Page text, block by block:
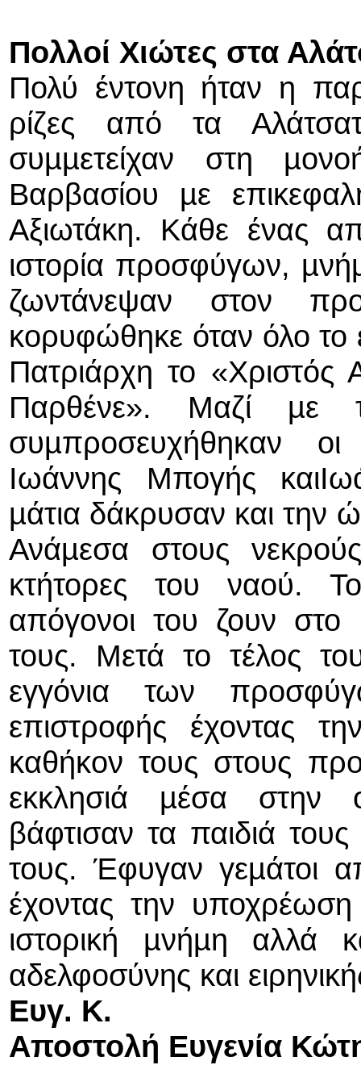
Πολλοί Χιώτες στα
Πολύ έντονη ήταν η
ρίζες από τα
συµµετείχαν στη
Βαρβασίου µε
Αξιωτάκη. Κάθε ένας
ιστορία προσφύγων,
ζωντάνεψαν στον
κορυφώθηκε όταν όλο το
Πατριάρχη το «Χριστός
Παρθένε». Μαζί µε
συµπροσευχήθηκαν
Ιωάννης Μπογής
µάτια δάκρυσαν και την
Ανάµεσα στους
κτήτορες του ναού.
απόγονοι του ζουν
τους. Μετά το τέλος
εγγόνια των
επιστροφής έχοντας
καθήκον τους στους
εκκλησιά µέσα στην
βάφτισαν τα παιδιά
τους. Έφυγαν γεµάτοι
έχοντας την
ιστορική µνήµη αλλά
αδελφοσύνης και
Ευγ. Κ.
Αποστολή Ευγενία